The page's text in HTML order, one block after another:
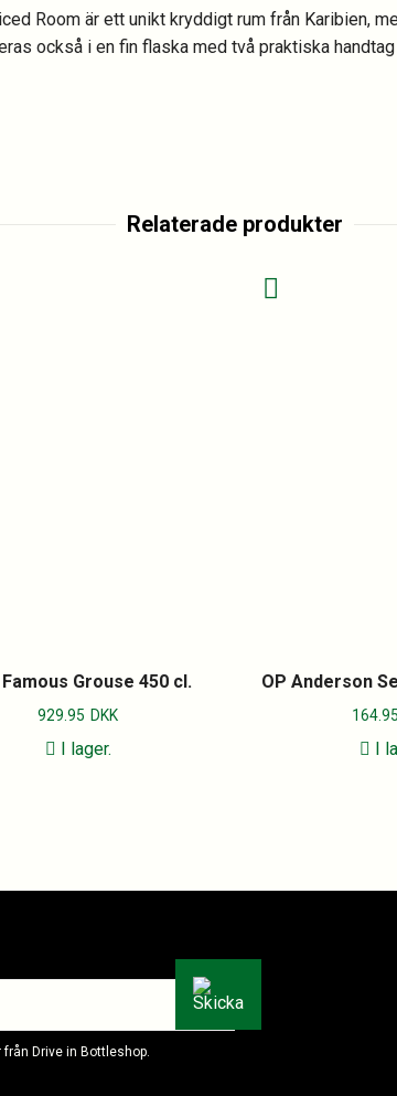
Room är ett unikt kryddigt rum från Karibien,
också i en fin flaska med två praktiska
Relaterade produkter
Grouse 450 cl.
929.95 DKK
I lager.
OP Anderson
164.95
I
Drive in Bottleshop.